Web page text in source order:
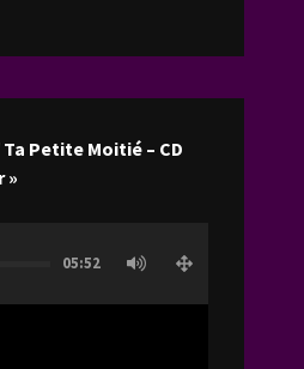
flèches
haut/bas
augmenter
Petite Moitié – CD
»
05:52